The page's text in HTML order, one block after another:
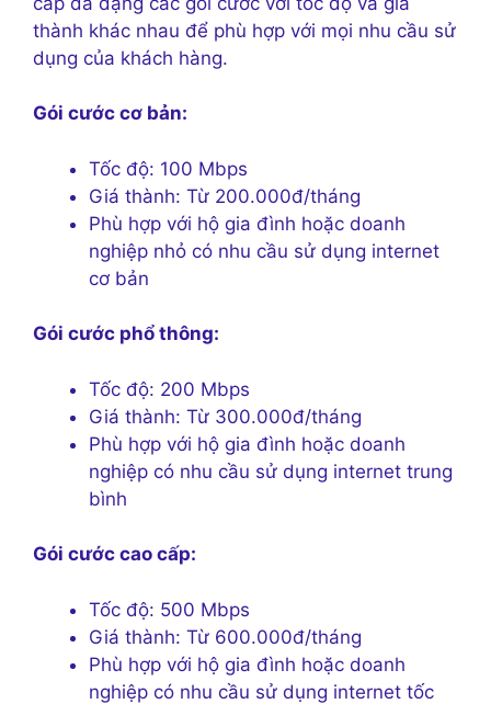
thành khác nhau để phù hợp với mọi nhu cầu sử
dụng của khách hàng.
Gói cước cơ bản:
Tốc độ: 100 Mbps
Giá thành: Từ 200.000đ/tháng
Phù hợp với hộ gia đình hoặc doanh
nghiệp nhỏ có nhu cầu sử dụng internet
cơ bản
Gói cước phổ thông:
Tốc độ: 200 Mbps
Giá thành: Từ 300.000đ/tháng
Phù hợp với hộ gia đình hoặc doanh
nghiệp có nhu cầu sử dụng internet trung
bình
Gói cước cao cấp:
Tốc độ: 500 Mbps
Giá thành: Từ 600.000đ/tháng
Phù hợp với hộ gia đình hoặc doanh
nghiệp có nhu cầu sử dụng internet tốc